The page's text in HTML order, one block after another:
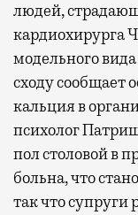
людей,
кардиохирурга
модельного
сходу сообщает
кальция в
психолог
пол столовой в
больна, что
так что супруги